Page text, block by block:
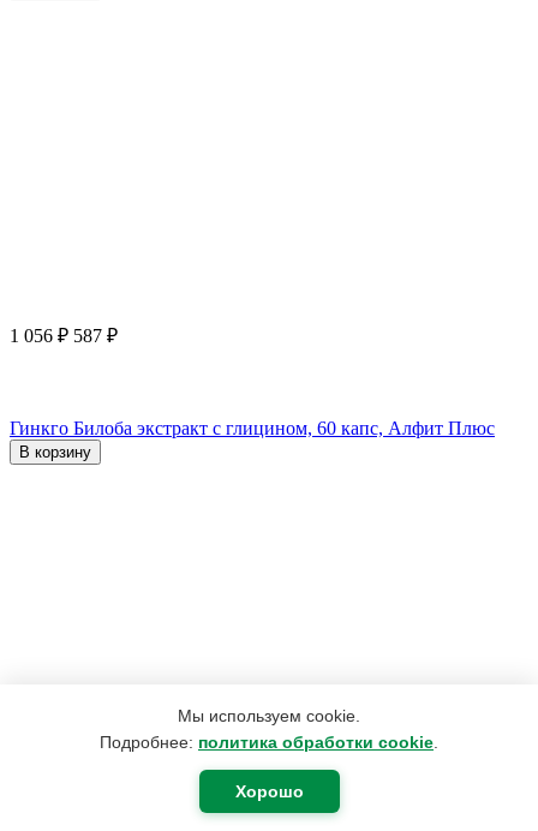
Мы используем cookie.
Подробнее: политика обработки cookie
Хорошо
1 056 ₽ 587 ₽
Гинкго Билоба экстракт с глицином, 60 капс, Алфит Плюс
В корзину